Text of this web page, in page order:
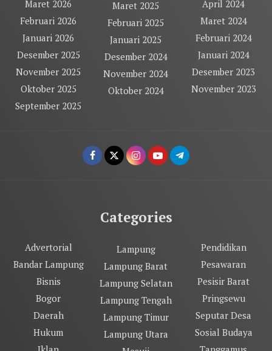
Maret 2026
Februari 2026
Januari 2026
Desember 2025
November 2025
Oktober 2025
September 2025
Maret 2025
Februari 2025
Januari 2025
Desember 2024
November 2024
Oktober 2024
April 2024
Maret 2024
Februari 2024
Januari 2024
Desember 2023
November 2023
Categories
Advertorial
Bandar Lampung
Bisnis
Bogor
Daerah
Hukum
Lampung
Lampung Barat
Lampung Selatan
Lampung Tengah
Lampung Timur
Lampung Utara
Pendidikan
Pesawaran
Pesisir Barat
Pringsewu
Seputar Desa
Sosial Budaya